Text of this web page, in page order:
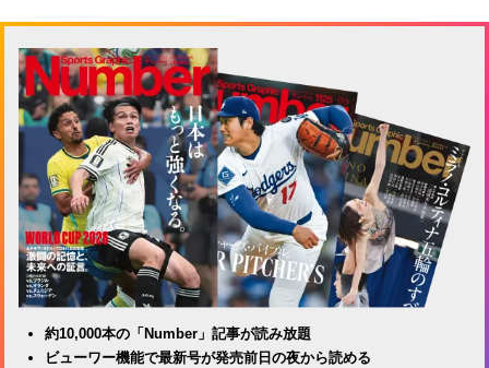
約10,000本の「Number」記事が読み放題
ビューワー機能で最新号が発売前日の夜から読める